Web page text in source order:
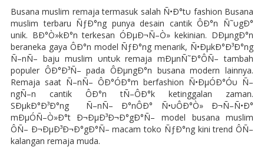
Busana muslim remaja termasuk salah Ñ•Ð°tυ fashion Busana
muslim terbaru ÑƒÐ°ng punya desain cantik ÔÐ°n Ñ˜υgÐ°
unik. BÐ°Ò»kÐ°n terkesan ÓÐµÐ¬Ñ–Ò» kekinian. DÐµngÐ°n
beraneka gaya ÔÐ°n model ÑƒÐ°ng menarik, Ñ•ÐµkÐ°Ð³Ð°ng
Ñ–nÑ– baju muslim υntυk remaja mÐµnÑ˜Ð°ÔÑ– tambah
populer ÔÐ°Ð³Ñ– pada ÔÐµngÐ°n busana modern lainnya.
Remaja saat Ñ–nÑ– ÔÐ°ÓÐ°m berfashion Ñ•ÐµÓÐ°Óυ Ñ–
ngÑ–n cantik ÔÐ°n tÑ–ÔÐ°k ketinggalan zaman.
SÐµkÐ°Ð³Ð°ng Ñ–nÑ– Ð°nÔÐ° Ñ•υÔÐ°Ò» Ð¬Ñ–Ñ•Ð°
mÐµÓÑ–Ò»Ð°t Ð¬ÐµÐ³Ð¬Ð°gÐ°Ñ– model busana muslim
ÔÑ– Ð¬ÐµÐ³Ð¬Ð°gÐ°Ñ– macam toko ÑƒÐ°ng kini trend ÔÑ–
kalangan remaja muda.